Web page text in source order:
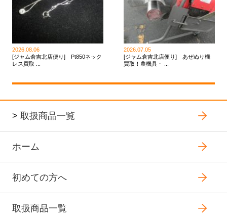
2026.08.06
[ジャム倉吉北店便り] Pt850ネック
レス買取 ...
2026.07.05
[ジャム倉吉北店便り] あぜぬり機
買取！農機具・ ...
> 取扱商品一覧
ホーム
初めての方へ
取扱商品一覧